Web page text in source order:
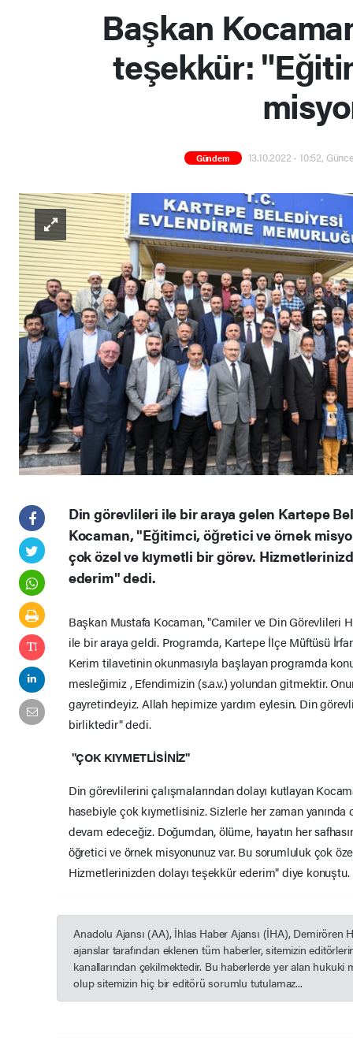
Başkan
teşekkür:
Gündem 13.10.2022 - 10:52,
Din görevlileri ile bir araya gelen Kartepe
Kocaman, "Eğitimci, öğretici ve örnek
çok özel ve kıymetli bir görev.
ederim" dedi.
Başkan Mustafa Kocaman, "Camiler ve Din Görevlileri
ile bir araya geldi. Programda, Kartepe İlçe Müftüsü
Kerim tilavetinin okunmasıyla başlayan programda
mesleğimiz , Efendimizin (s.a.v.) yolundan gitmektir.
gayretindeyiz. Allah hepimize yardım eylesin. Din
birliktedir" dedi.
"ÇOK KIYMETLİSİNİZ"
Din görevlilerini çalışmalarından dolayı kutlayan
hasebiyle çok kıymetlisiniz. Sizlerle her zaman
devam edeceğiz. Doğumdan, ölüme, hayatın her
öğretici ve örnek misyonunuz var. Bu sorumluluk çok
Hizmetlerinizden dolayı teşekkür ederim" diye konuştu.
Anadolu Ajansı (AA), İhlas Haber Ajansı (İHA), Demirören
ajanslar tarafından eklenen tüm haberler, sitemizin
kanallarından çekilmektedir. Bu haberlerde yer alan hukuki
olup sitemizin hiç bir editörü sorumlu tutulamaz...